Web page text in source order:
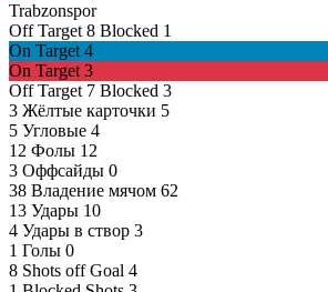
Trabzonspor
Off Target 8 Blocked 1
On Target 4
On Target 3
Off Target 7 Blocked 3
3 Жёлтые карточки 5
5 Угловые 4
12 Фолы 12
3 Оффсайды 0
38 Владение мячом 62
13 Удары 10
4 Удары в створ 3
1 Голы 0
8 Shots off Goal 4